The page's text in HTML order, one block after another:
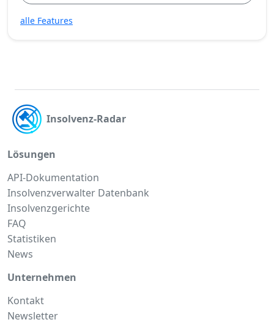
alle Features
Insolvenz-Radar
Lösungen
API-Dokumentation
Insolvenzverwalter Datenbank
Insolvenzgerichte
FAQ
Statistiken
News
Unternehmen
Kontakt
Newsletter